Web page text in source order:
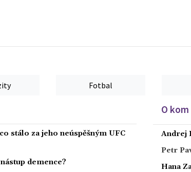
Fotbal
stálo za jeho neúspěšným UFC
demence?
O
Andrej
Petr
Hana